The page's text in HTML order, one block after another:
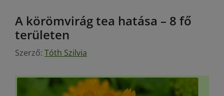
A körömvirág tea hatása – 8 fő
területen
Szerző: Tóth Szilvia